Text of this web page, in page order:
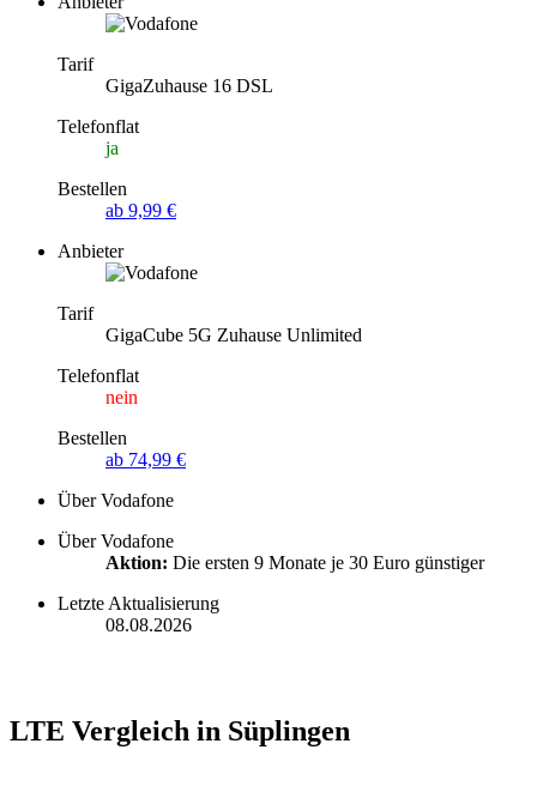
Tarif
GigaZuhause 16 DSL
Telefonflat
ja
Bestellen
ab 9,99 €
Anbieter
Tarif
GigaCube 5G Zuhause Unlimited
Telefonflat
nein
Bestellen
ab 74,99 €
Über Vodafone
Über Vodafone
Aktion: Die ersten 9 Monate je 30 Euro günstiger
Letzte Aktualisierung
08.08.2026
LTE Vergleich in Süplingen